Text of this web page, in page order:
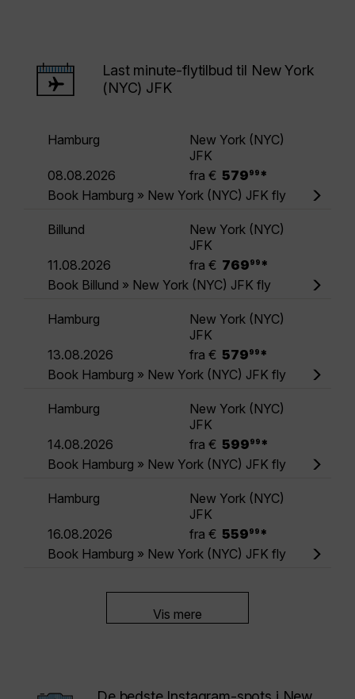
Last minute-flytilbud til New York
(NYC) JFK
Hamburg
New York (NYC)
JFK
08.08.2026
fra € 579 99 *
Book Hamburg » New York (NYC) JFK fly
Billund
New York (NYC)
JFK
11.08.2026
fra € 769 99 *
Book Billund » New York (NYC) JFK fly
Hamburg
New York (NYC)
JFK
13.08.2026
fra € 579 99 *
Book Hamburg » New York (NYC) JFK fly
Hamburg
New York (NYC)
JFK
14.08.2026
fra € 599 99 *
Book Hamburg » New York (NYC) JFK fly
Hamburg
New York (NYC)
JFK
16.08.2026
fra € 559 99 *
Book Hamburg » New York (NYC) JFK fly
Vis mere